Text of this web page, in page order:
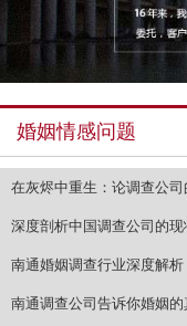
婚姻情感问题
在灰烬中重生：论调查公
深度剖析中国调查公司的现
南通婚姻调查行业深度解
南通调查公司告诉你婚姻的